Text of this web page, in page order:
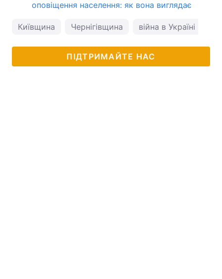
оповіщення населення: як вона виглядає
Київщина Чернігівщина війна в Україні
ПІДТРИМАЙТЕ НАС